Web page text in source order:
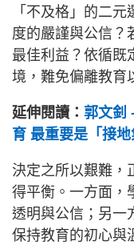
「不及格」的二
度的嚴謹與公信？
最佳利益？依循既
境，難免偏離教育
延伸閱讀： 郭文釗
育 最重要是「接
決定之所以艱難，
得平衡。一方面，
透明與公信；另一
保持教育的初心與